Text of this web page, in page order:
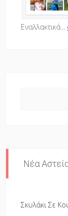
Εναλλακτικά...
Νέα
Σκυλάκι Σε